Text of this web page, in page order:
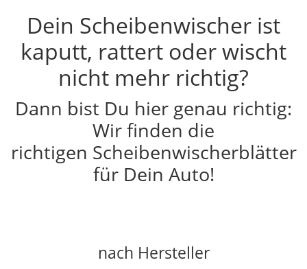
Dein Scheibenwischer ist
kaputt, rattert oder wischt
nicht mehr richtig?
Dann bist Du hier genau richtig:
Wir finden die
richtigen Scheibenwischerblätter
für Dein Auto!
nach Hersteller